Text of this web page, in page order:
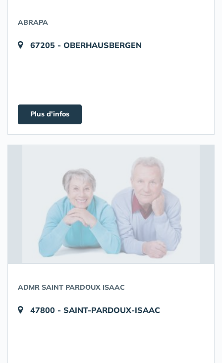
ABRAPA
67205 - OBERHAUSBERGEN
Plus d'infos
ADMR SAINT PARDOUX ISAAC
47800 - SAINT-PARDOUX-ISAAC